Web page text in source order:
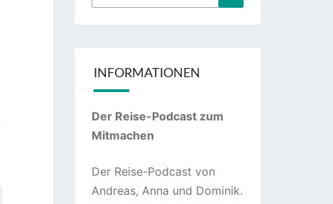
nach:
INFORMATIONEN
Der Reise-Podcast zum
Mitmachen
Der Reise-Podcast von
Andreas, Anna und Dominik.